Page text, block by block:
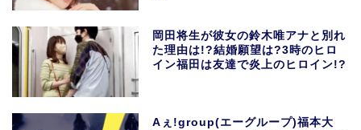
岡田将生が彼女の鈴木唯アナと別れ
た理由は!?結婚願望は?3時のヒロ
イン福田は友達で炎上のヒロイン!?
Aぇ!group(エーグループ)福本大